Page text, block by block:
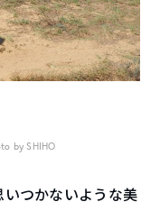
by SHIHO
いつかないような美